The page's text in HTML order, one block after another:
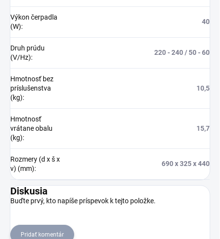
Výkon čerpadla
(W):
40
Druh prúdu
(V/Hz):
220 - 240 / 50 - 60
Hmotnosť bez
príslušenstva
(kg):
10,5
Hmotnosť
vrátane obalu
(kg):
15,7
Rozmery (d x š x
v) (mm):
690 x 325 x 440
Diskusia
Buďte prvý, kto napíše príspevok k tejto položke.
Pridať komentár